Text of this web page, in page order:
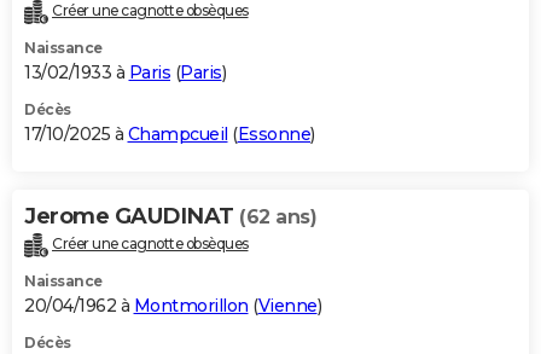
Destinations
City break
Voyage nature
Voyage de noces
Forum
Climat
+PHOTO
GUIDES D'ACHAT
BONS PLANS
Carte de Noël
Carte Bonne année
Carte Saint-Valentin
Carte Pâques
Carte d'anniversaire
DICTIONNAIRE
Dictionnaire
Biographies
Citations
Expressions
Proverbes
PROGRAMME TV
Créer une cagnotte obsèques
Naissance
13/02/1933 à Paris (Paris)
Décès
17/10/2025 à Champcueil (Essonne)
Jerome GAUDINAT (62 ans)
Créer une cagnotte obsèques
Naissance
20/04/1962 à Montmorillon (Vienne)
Décès